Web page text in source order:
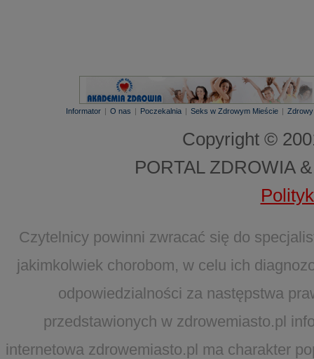
Informator | O nas | Poczekalnia | Seks w Zdrowym Mieście |
Copyright ©
PORTAL ZDROWIA
Czytelnicy powinni zwracać się do
jakimkolwiek chorobom, w celu ich
odpowiedzialności za następstwa
przedstawionych w zdrowemiasto.pl
internetowa zdrowemiasto.pl ma charakter